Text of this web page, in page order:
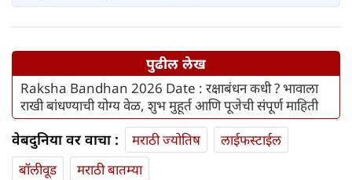
पुढील लेख
Raksha Bandhan 2026 Date : रक्षाबंधन कधी ? भावाला
राखी बांधण्याची योग्य वेळ, शुभ मुहूर्त आणि पूजेची संपूर्ण माहिती
वेबदुनिया वर वाचा : मराठी ज्योतिष
लाईफस्टाईल
बॉलीवूड
मराठी बातम्या